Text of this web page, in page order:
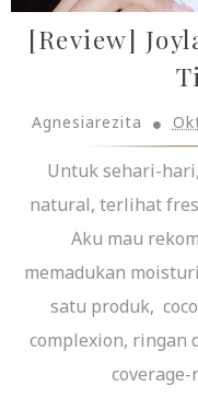
[Review]
Agnesiarezita
Untuk sehari-
natural, terlihat
Aku mau
memadukan
satu produk,
complexion, ringan
coverage-